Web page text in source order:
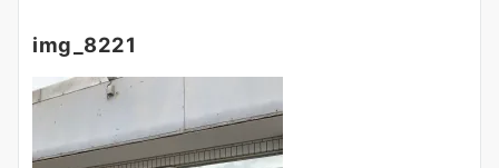
img_8221